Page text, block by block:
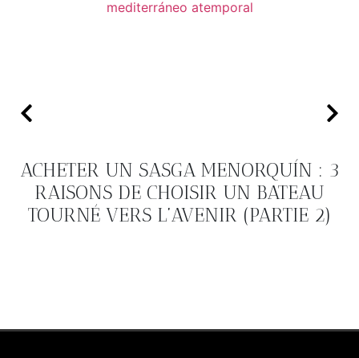
ACHETER UN SASGA MENORQUÍN : 3
RAISONS DE CHOISIR UN BATEAU
TOURNÉ VERS L’AVENIR (PARTIE 2)